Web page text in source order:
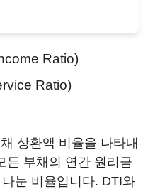
Ratio)
Ratio)
상환액 비율을 나타내
든 부채의 연간 원리금
눈 비율입니다. DTI와